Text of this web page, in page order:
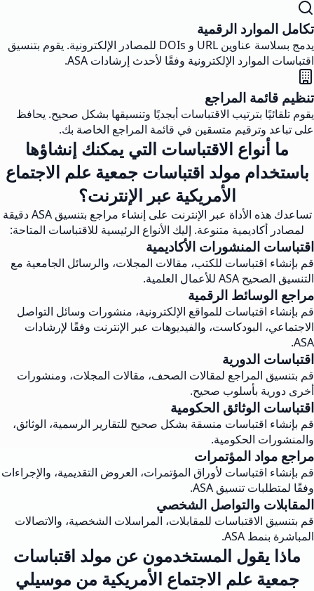
تكامل الموارد الرقمية
يدمج بسلاسة عناوين URL و DOIs للمصادر الإلكترونية. يقوم بتنسيق
اقتباسات الموارد الإلكترونية وفقًا لأحدث إرشادات ASA.
تنظيم قائمة المراجع
يقوم تلقائيًا بترتيب الاقتباسات أبجديًا وتنسيقها بشكل صحيح. يحافظ
على تباعد وترقيم متسقين في قائمة المراجع الخاصة بك.
ما أنواع الاقتباسات التي يمكنك إنشاؤها
باستخدام مولد اقتباسات جمعية علم الاجتماع
الأمريكية عبر الإنترنت؟
تساعدك هذه الأداة عبر الإنترنت على إنشاء مراجع بتنسيق ASA دقيقة
لمصادر أكاديمية متنوعة. إليك الأنواع الرئيسية للاقتباسات المتاحة:
اقتباسات المنشورات الأكاديمية
قم بإنشاء اقتباسات للكتب، مقالات المجلات، والرسائل الجامعية مع
التنسيق الصحيح ASA للأعمال العلمية.
مراجع الوسائط الرقمية
قم بإنشاء اقتباسات للمواقع الإلكترونية، منشورات وسائل التواصل
الاجتماعي، البودكاست، والفيديوهات عبر الإنترنت وفقًا لإرشادات
ASA.
اقتباسات الدورية
قم بتنسيق المراجع لمقالات الصحف، مقالات المجلات، ومنشورات
أخرى دورية بأسلوب صحيح.
اقتباسات الوثائق الحكومية
قم بإنشاء اقتباسات منسقة بشكل صحيح للتقارير الرسمية، الوثائق،
والمنشورات الحكومية.
مراجع مواد المؤتمرات
قم بإنشاء اقتباسات لأوراق المؤتمرات، العروض التقديمية، والإجراءات
وفقًا لمتطلبات تنسيق ASA.
المقابلات والتواصل الشخصي
قم بتنسيق الاقتباسات للمقابلات، المراسلات الشخصية، والاتصالات
المباشرة بنمط ASA.
ماذا يقول المستخدمون عن مولد اقتباسات
جمعية علم الاجتماع الأمريكية من موسيلي